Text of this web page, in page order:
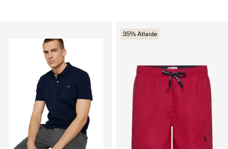
35% Atlaide